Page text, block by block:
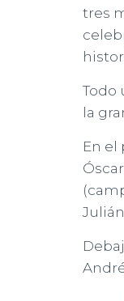
tres
Todo
la
En el